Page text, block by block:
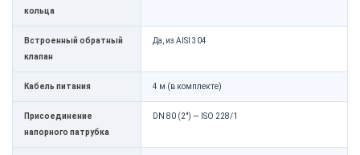
кольца
Встроенный обратный
клапан
Да, из AISI 304
Кабель питания 4 м (в комплекте)
Присоединение
напорного патрубка
DN 80 (2") — ISO 228/1